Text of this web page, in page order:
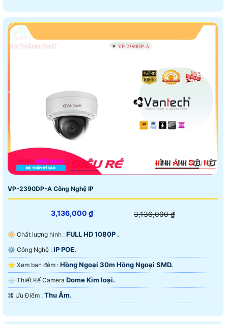
VP-2390DP-A Công Nghệ IP
3,136,000 ₫ 3,136,000 ₫
🔆 Chất lượng hình : FULL HD 1080P .
⚙ Công Nghệ : IP POE.
⭐ Xem ban đêm : Hồng Ngoại 30m Hồng Ngoại SMD.
🌧️ Thiết Kế Camera Dome Kim loại.
️⌘ Ưu Điểm : Thu Âm.